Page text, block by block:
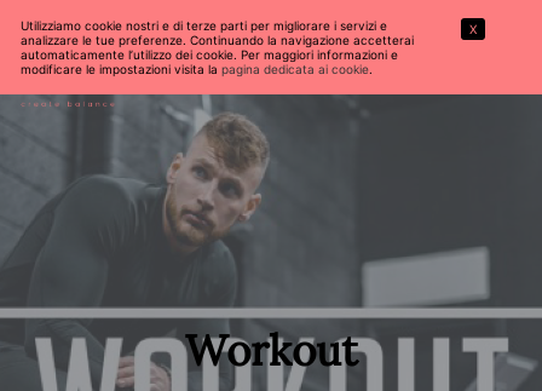
Workout
Utilizziamo cookie nostri e di terze parti per migliorare i servizi e
analizzare le tue preferenze. Continuando la navigazione accetterai
automaticamente l’utilizzo dei cookie. Per maggiori informazioni e
modificare le impostazioni visita lapagina dedicata ai cookie.
X